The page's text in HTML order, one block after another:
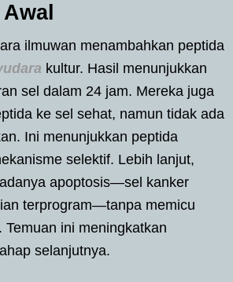
ilmuwan menambahkan peptida
kultur. Hasil menunjukkan
sel dalam 24 jam. Mereka juga
ke sel sehat, namun tidak ada
Ini menunjukkan peptida
selektif. Lebih lanjut,
apoptosis—sel kanker
terprogram—tanpa memicu
Temuan ini meningkatkan
selanjutnya.